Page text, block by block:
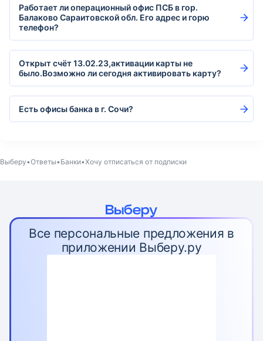
Работает ли операционный офис ПСБ в гор.
Балаково Сараитовской обл. Его адрес и горю
телефон?
Открыт счёт 13.02.23,активации карты не
было.Возможно ли сегодня активировать карту?
Есть офисы банка в г. Сочи?
Выберу Ответы Банки Хочу отписаться от подписки
Все персональные предложения в
приложении Выберу.ру